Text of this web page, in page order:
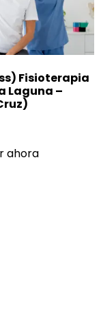
Fisioterapia
Laguna –
ahora